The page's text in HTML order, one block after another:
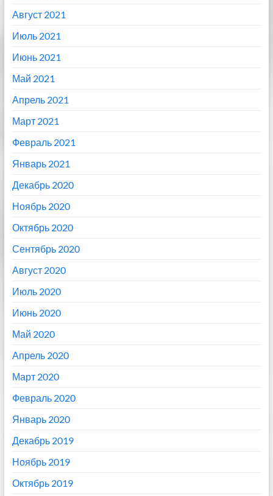
Август 2021
Июль 2021
Июнь 2021
Май 2021
Апрель 2021
Март 2021
Февраль 2021
Январь 2021
Декабрь 2020
Ноябрь 2020
Октябрь 2020
Сентябрь 2020
Август 2020
Июль 2020
Июнь 2020
Май 2020
Апрель 2020
Март 2020
Февраль 2020
Январь 2020
Декабрь 2019
Ноябрь 2019
Октябрь 2019